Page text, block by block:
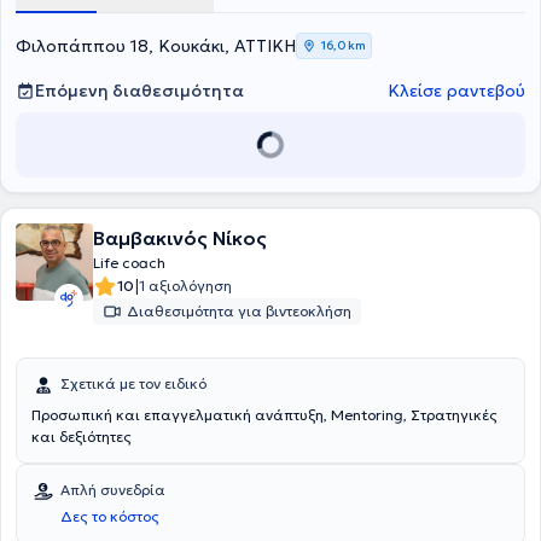
Φιλοπάππου 18, Κουκάκι, ΑΤΤΙΚΗ 16,0 km
Επόμενη διαθεσιμότητα Κλείσε ραντεβού
Βαμβακινός Νίκος
Life coach
10|1 αξιολόγηση
Διαθεσιμότητα για βιντεοκλήση
Σχετικά με τον ειδικό
Προσωπική και επαγγελματική ανάπτυξη, Mentoring, Στρατηγικές
και δεξιότητες
Απλή συνεδρία
Δες το κόστος